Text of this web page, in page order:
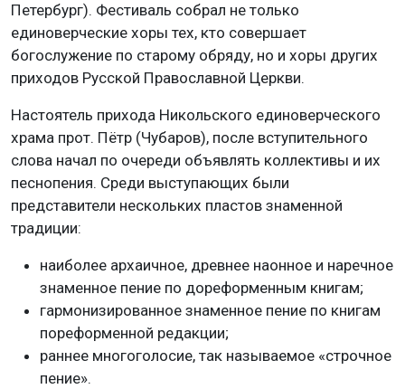
Петербург). Фестиваль собрал не только
единоверческие хоры тех, кто совершает
богослужение по старому обряду, но и хоры других
приходов Русской Православной Церкви.
Настоятель прихода Никольского единоверческого
храма прот. Пётр (Чубаров), после вступительного
слова начал по очереди объявлять коллективы и их
песнопения. Среди выступающих были
представители нескольких пластов знаменной
традиции:
наиболее архаичное, древнее наонное и наречное
знаменное пение по дореформенным книгам;
гармонизированное знаменное пение по книгам
пореформенной редакции;
раннее многоголосие, так называемое «строчное
пение».